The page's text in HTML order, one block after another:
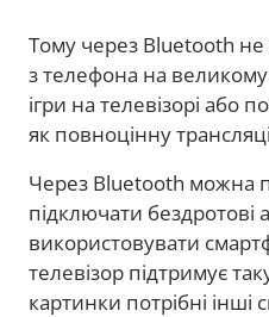
Тому через Bluetooth
з телефона на великому
ігри на телевізорі або
як повноцінну
Через Bluetooth можна
підключати бездротові
використовувати
телевізор підтримує
картинки потрібні інші